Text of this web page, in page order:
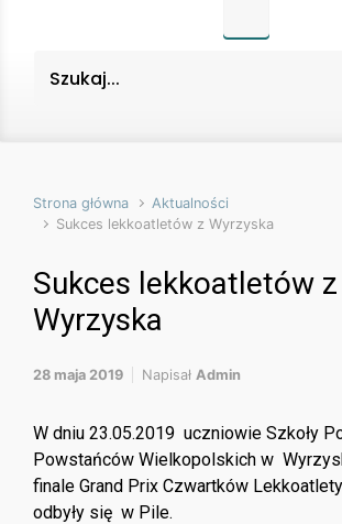
Strona główna
Aktualności
Sukces lekkoatletów z Wyrzyska
Sukces lekkoatletów z
Wyrzyska
28 maja 2019 Napisał Admin
W dniu 23.05.2019 uczniowie Szkoły
Powstańców Wielkopolskich w
finale Grand Prix Czwartków
odbyły się w Pile.